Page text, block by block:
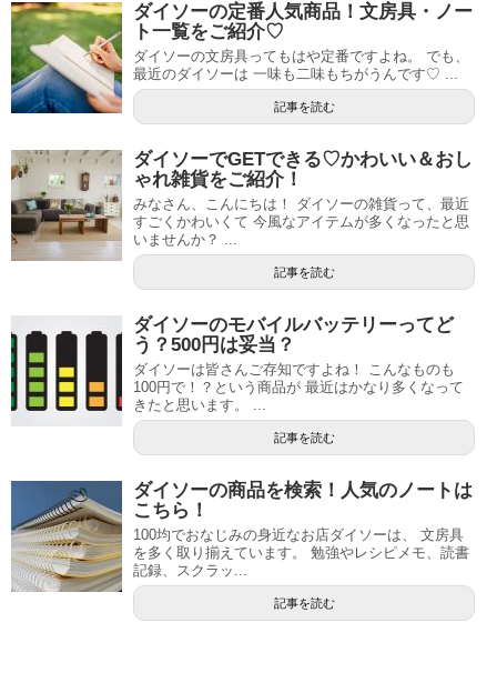
ダイソーの定番人気商品！文房具・ノー
ト一覧をご紹介♡
ダイソーの文房具ってもはや定番ですよね。 でも、
最近のダイソーは 一味も二味もちがうんです♡ ...
記事を読む
ダイソーでGETできる♡かわいい＆おし
ゃれ雑貨をご紹介！
みなさん、こんにちは！ ダイソーの雑貨って、最近
すごくかわいくて 今風なアイテムが多くなったと思
いませんか？ ...
記事を読む
ダイソーのモバイルバッテリーってど
う？500円は妥当？
ダイソーは皆さんご存知ですよね！ こんなものも
100円で！？という商品が 最近はかなり多くなって
きたと思います。 ...
記事を読む
ダイソーの商品を検索！人気のノートは
こちら！
100均でおなじみの身近なお店ダイソーは、 文房具
を多く取り揃えています。 勉強やレシピメモ、読書
記録、スクラッ...
記事を読む